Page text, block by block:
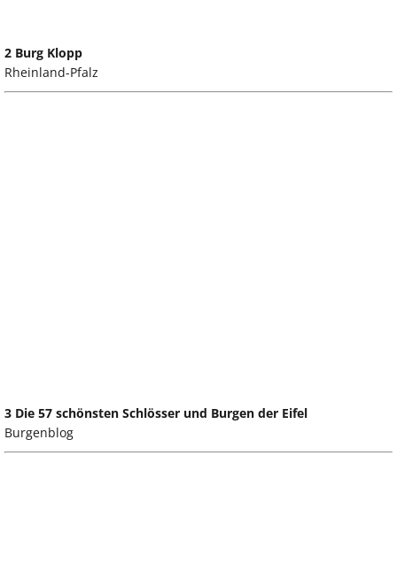
2 Burg Klopp
Rheinland-Pfalz
3 Die 57 schönsten Schlösser und Burgen der Eifel
Burgenblog